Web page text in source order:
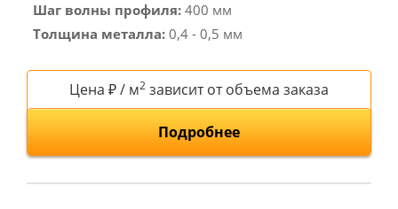
Шаг волны профиля: 400 мм
Толщина металла: 0,4 - 0,5 мм
Цена ₽ / м2 зависит от объема заказа
Подробнее